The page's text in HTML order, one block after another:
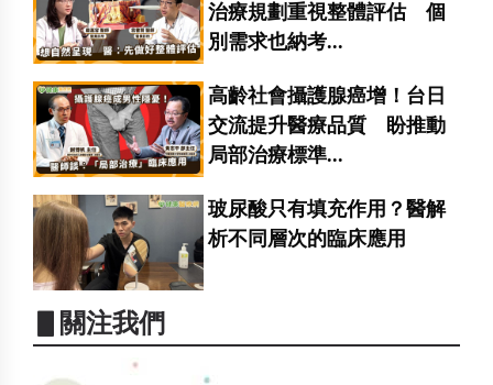
治療規劃重視整體評估 個
別需求也納考...
高齡社會攝護腺癌增！台日
交流提升醫療品質 盼推動
局部治療標準...
玻尿酸只有填充作用？醫解
析不同層次的臨床應用
▋關注我們